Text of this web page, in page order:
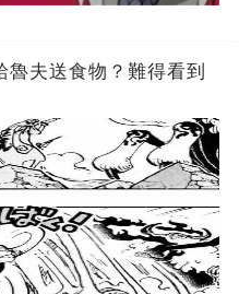
夫送食物？難得看到